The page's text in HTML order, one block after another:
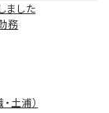
ました
務
土浦）